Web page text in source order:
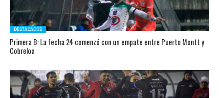
DESTACADOS
Primera B: La fecha 24 comenzó con un empate entre Puerto Montt y
Cobreloa